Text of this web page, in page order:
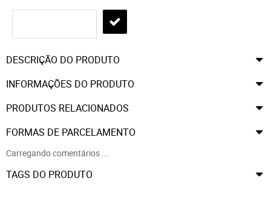
DESCRIÇÃO DO PRODUTO
INFORMAÇÕES DO PRODUTO
PRODUTOS RELACIONADOS
FORMAS DE PARCELAMENTO
Carregando comentários ...
TAGS DO PRODUTO